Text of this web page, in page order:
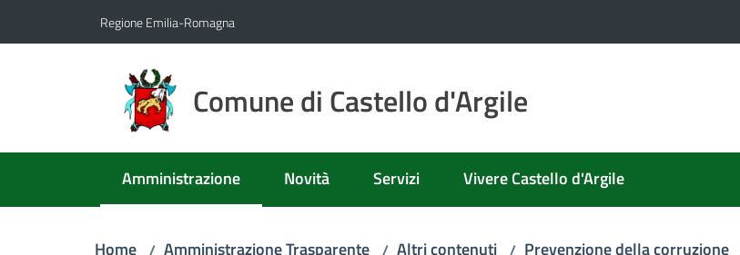
Regione Emilia-Romagna
Comune di Castello d'Argile
Amministrazione
Menu selezionato Novità Servizi Vivere Castello d'Argile
Home Amministrazione Trasparente Altri contenuti Prevenzione della corruzione